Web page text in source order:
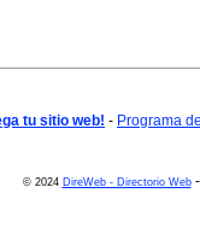
tu sitio web! - Programa
© 2024 DireWeb - Directorio Web-